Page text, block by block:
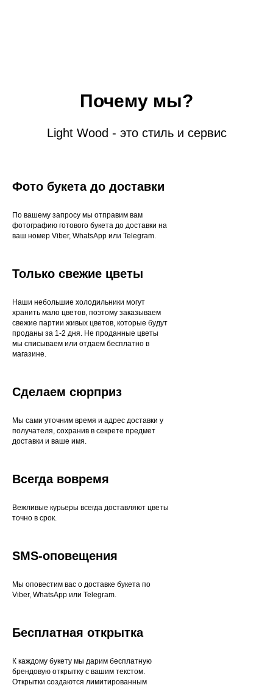
Почему мы?
Light Wood - это стиль и сервис
Фото букета до доставки
По вашему запросу мы отправим вам
фотографию готового букета до доставки на
ваш номер Viber, WhatsApp или Telegram.
Только свежие цветы
Наши небольшие холодильники могут
хранить мало цветов, поэтому заказываем
свежие партии живых цветов, которые будут
проданы за 1-2 дня. Не проданные цветы
мы списываем или отдаем бесплатно в
магазине.
Сделаем сюрприз
Мы сами уточним время и адрес доставки у
получателя, сохранив в секрете предмет
доставки и ваше имя.
Всегда вовремя
Вежливые курьеры всегда доставляют цветы
точно в срок.
SMS-оповещения
Мы оповестим вас о доставке букета по
Viber, WhatsApp или Telegram.
Бесплатная открытка
К каждому букету мы дарим бесплатную
брендовую открытку с вашим текстом.
Открытки создаются лимитированным